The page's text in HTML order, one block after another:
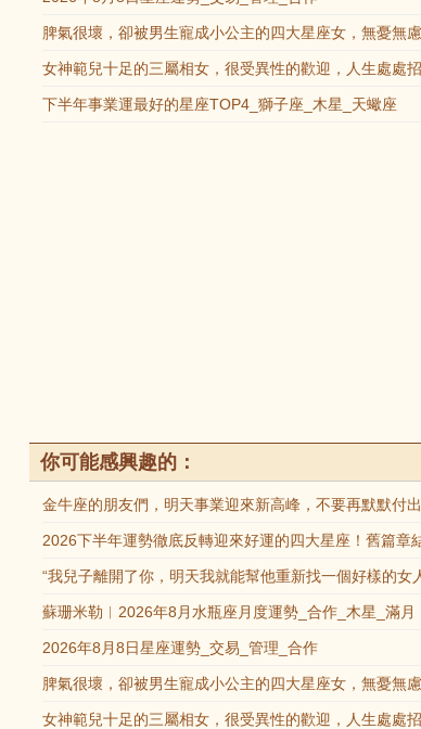
脾氣很壞，卻被男生寵成小公主的四大星座女，無憂無
女神範兒十足的三屬相女，很受異性的歡迎，人生處處
下半年事業運最好的星座TOP4_獅子座_木星_天蠍座
你可能感興趣的：
金牛座的朋友們，明天事業迎來新高峰，不要再默默付
2026下半年運勢徹底反轉迎來好運的四大星座！舊篇
“我兒子離開了你，明天我就能幫他重新找一個好樣的女
蘇珊米勒︱2026年8月水瓶座月度運勢_合作_木星_滿月
2026年8月8日星座運勢_交易_管理_合作
脾氣很壞，卻被男生寵成小公主的四大星座女，無憂無
女神範兒十足的三屬相女，很受異性的歡迎，人生處處